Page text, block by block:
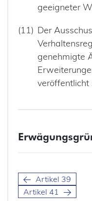
geeigneter
Der
genehmigte
veröffentlicht
in den Grenzen dieser
auszuarbeiten, um
Artikel 39
Artikel 41